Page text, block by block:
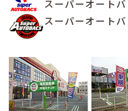
スーパーオート
スーパーオート